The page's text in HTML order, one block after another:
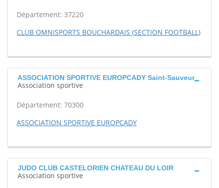
Département: 37220
CLUB OMNISPORTS BOUCHARDAIS (SECTION FOOTBALL)
ASSOCIATION SPORTIVE EUROPCADY Saint-Sauveur
Association sportive
Département: 70300
ASSOCIATION SPORTIVE EUROPCADY
JUDO CLUB CASTELORIEN CHATEAU DU LOIR
Association sportive